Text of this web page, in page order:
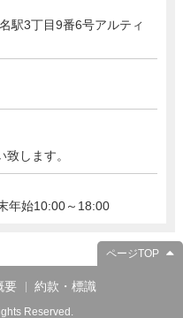
駅3丁目9番6号アルティ
します。
年始10:00～18:00
ページTOP
要 約款・標識
Reserved.